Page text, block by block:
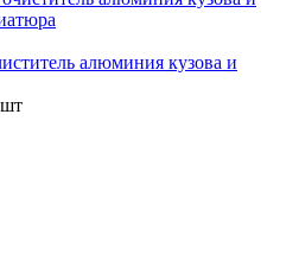
алюминия кузова и